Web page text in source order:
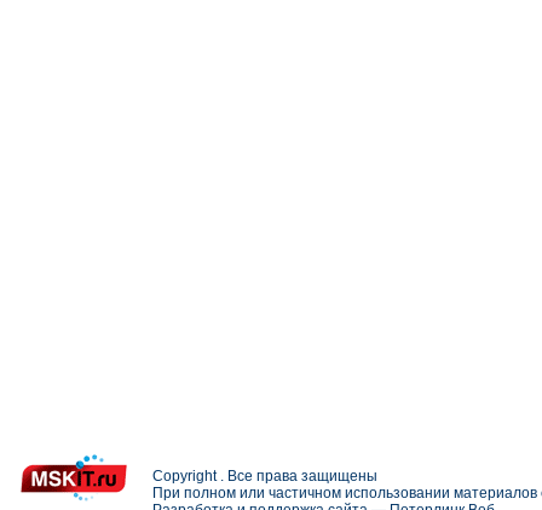
Copyright . Все права защищены
При полном или частичном использовании